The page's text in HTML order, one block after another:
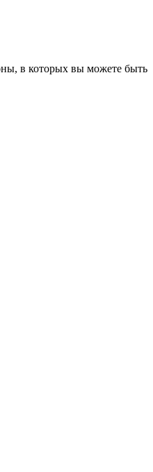
в которых вы можете быть